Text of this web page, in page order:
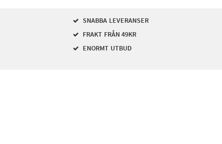
SNABBA LEVERANSER
FRAKT FRÅN 49KR
ENORMT UTBUD